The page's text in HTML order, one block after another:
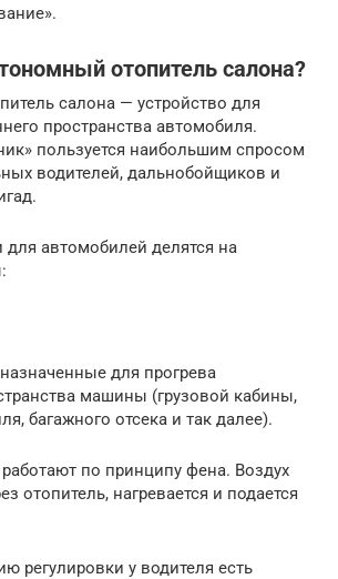
отопитель салона?
салона — устройство для
пространства автомобиля.
пользуется наибольшим спросом
водителей, дальнобойщиков и
для автомобилей делятся на
для прогрева
машины (грузовой кабины,
багажного отсека и так далее).
по принципу фена. Воздух
отопитель, нагревается и подается
регулировки у водителя есть